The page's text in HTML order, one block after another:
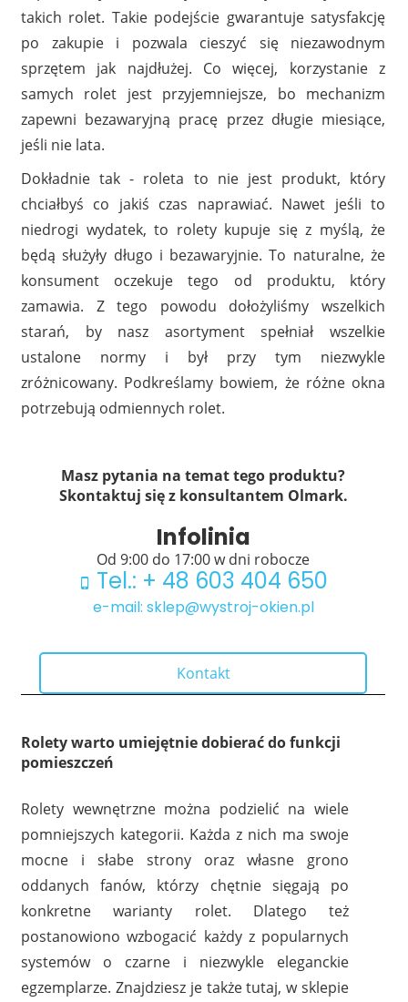
takich rolet. Takie podejście gwarantuje satysfakcję
po zakupie i pozwala cieszyć się niezawodnym
sprzętem jak najdłużej. Co więcej, korzystanie z
samych rolet jest przyjemniejsze, bo mechanizm
zapewni bezawaryjną pracę przez długie miesiące,
jeśli nie lata.
Dokładnie tak - roleta to nie jest produkt, który
chciałbyś co jakiś czas naprawiać. Nawet jeśli to
niedrogi wydatek, to rolety kupuje się z myślą, że
będą służyły długo i bezawaryjnie. To naturalne, że
konsument oczekuje tego od produktu, który
zamawia. Z tego powodu dołożyliśmy wszelkich
starań, by nasz asortyment spełniał wszelkie
ustalone normy i był przy tym niezwykle
zróżnicowany. Podkreślamy bowiem, że różne okna
potrzebują odmiennych rolet.
Masz pytania na temat tego produktu?
Skontaktuj się z konsultantem Olmark.
Infolinia
Od 9:00 do 17:00 w dni robocze
Tel.: + 48 603 404 650
e-mail: sklep@wystroj-okien.pl
Kontakt
Rolety warto umiejętnie dobierać do funkcji
pomieszczeń
Rolety wewnętrzne można podzielić na wiele
pomniejszych kategorii. Każda z nich ma swoje
mocne i słabe strony oraz własne grono
oddanych fanów, którzy chętnie sięgają po
konkretne warianty rolet. Dlatego też
postanowiono wzbogacić każdy z popularnych
systemów o czarne i niezwykle eleganckie
egzemplarze. Znajdziesz je także tutaj, w sklepie